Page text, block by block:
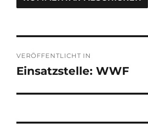
VERÖFFENTLICHT IN
Einsatzstelle: WWF